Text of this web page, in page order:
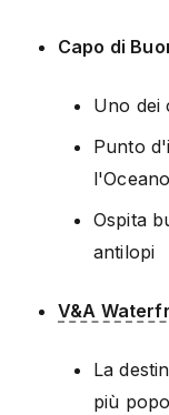
Capo di
Uno dei
Punto
Ospita
antilopi
V&A
La
più